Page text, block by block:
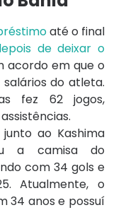
até o final
de deixar o
acordo em que o
do atleta.
fez 62 jogos,
ao Kashima
a camisa do
com 34 gols e
Atualmente, o
34 anos e possuí